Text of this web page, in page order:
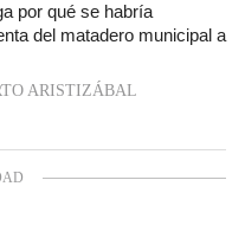
por qué se habría
del matadero municipal a
ARISTIZÁBAL